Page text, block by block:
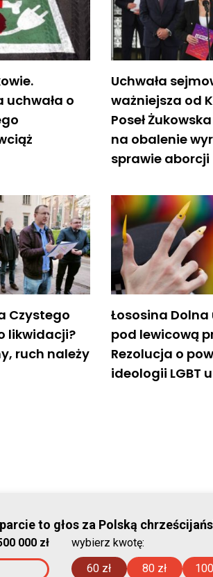
uchwała o
Uchwała
ważniejsza od
Poseł
na obalenie
sprawie aborcji
Czystego
likwidacji?
ruch należy
Łososina Dolna
pod lewicową
Rezolucja o
ideologii LGBT
to głos za Polską
000 zł
wybierz kwotę:
60 zł
80 zł